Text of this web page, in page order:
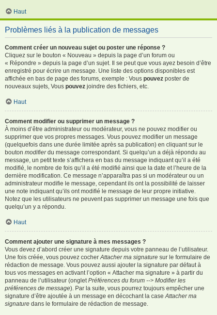
Haut
Problèmes liés à la publication de messages
Comment créer un nouveau sujet ou poster une réponse ?
Cliquez sur le bouton « Nouveau » depuis la page d’un forum ou
« Répondre » depuis la page d’un sujet. Il se peut que vous ayez besoin d’être
enregistré pour écrire un message. Une liste des options disponibles est
affichée en bas de page des forums, exemple : Vous pouvez poster de
nouveaux sujets, Vous pouvez joindre des fichiers, etc.
Haut
Comment modifier ou supprimer un message ?
À moins d’être administrateur ou modérateur, vous ne pouvez modifier ou
supprimer que vos propres messages. Vous pouvez modifier un message
(quelquefois dans une durée limitée après sa publication) en cliquant sur le
bouton modifierdu message correspondant. Si quelqu’un a déjà répondu au
message, un petit texte s’affichera en bas du message indiquant qu’il a été
modifié, le nombre de fois qu’il a été modifié ainsi que la date et l’heure de la
dernière modification. Ce message n’apparaîtra pas si un modérateur ou un
administrateur modifie le message, cependant ils ont la possibilité de laisser
une note indiquant qu’ils ont modifié le message de leur propre initiative.
Notez que les utilisateurs ne peuvent pas supprimer un message une fois que
quelqu’un y a répondu.
Haut
Comment ajouter une signature à mes messages ?
Vous devez d’abord créer une signature depuis votre panneau de l’utilisateur.
Une fois créée, vous pouvez cocher Attacher ma signature sur le formulaire de
rédaction de message. Vous pouvez aussi ajouter la signature par défaut à
tous vos messages en activant l’option « Attacher ma signature » à partir du
panneau de l’utilisateur (onglet Préférences du forum --> Modifier les
préférences de message). Par la suite, vous pourrez toujours empêcher une
signature d’être ajoutée à un message en décochant la case Attacher ma
signature dans le formulaire de rédaction de message.